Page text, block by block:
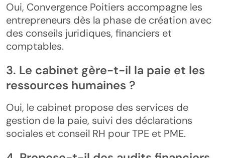
Oui, Convergence Poitiers accompagne les
entrepreneurs dès la phase de création avec
des conseils juridiques, financiers et
comptables.
3. Le cabinet gère-t-il la paie et les
ressources humaines ?
Oui, le cabinet propose des services de
gestion de la paie, suivi des déclarations
sociales et conseil RH pour TPE et PME.